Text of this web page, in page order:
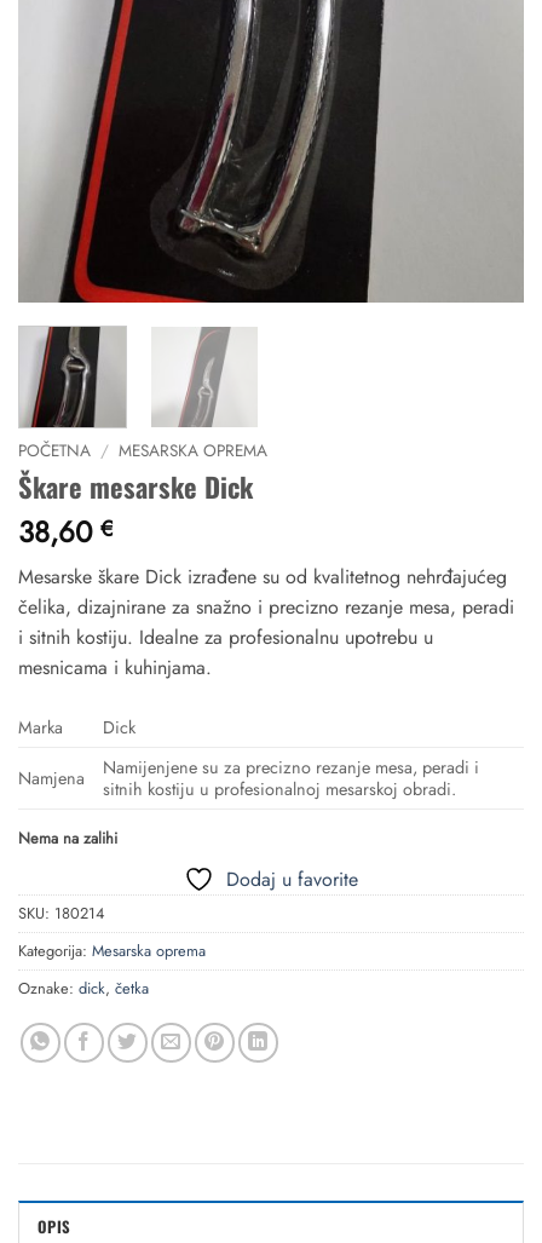
POČETNA / MESARSKA OPREMA
Škare mesarske Dick
38,60 €
Mesarske škare Dick izrađene su od kvalitetnog nehrđajućeg
čelika, dizajnirane za snažno i precizno rezanje mesa, peradi
i sitnih kostiju. Idealne za profesionalnu upotrebu u
mesnicama i kuhinjama.
Marka Dick
Namjena
Namijenjene su za precizno rezanje mesa, peradi i
sitnih kostiju u profesionalnoj mesarskoj obradi.
Nema na zalihi
Dodaj u favorite
SKU: 180214
Kategorija: Mesarska oprema
Oznake: dick, četka
OPIS